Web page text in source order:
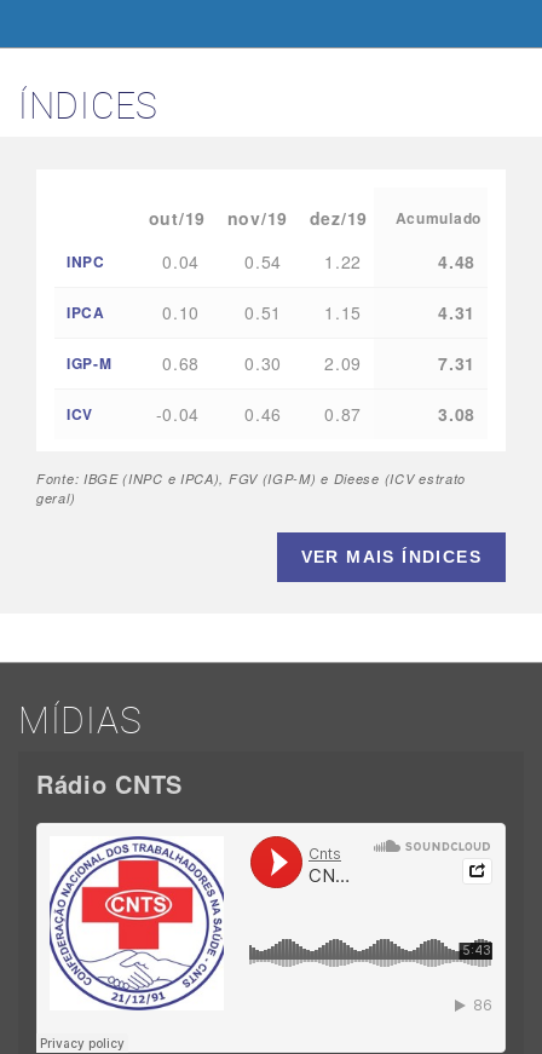
ÍNDICES
out/19 nov/19 dez/19
Acumulado
INPC
0.04 0.54 1.22 4.48
IPCA 0.10 0.51 1.15 4.31
IGP-M 0.68 0.30 2.09 7.31
ICV -0.04 0.46 0.87 3.08
Fonte: IBGE (INPC e IPCA), FGV (IGP-M) e Dieese (ICV estrato
geral)
VER MAIS ÍNDICES
MÍDIAS
Rádio CNTS